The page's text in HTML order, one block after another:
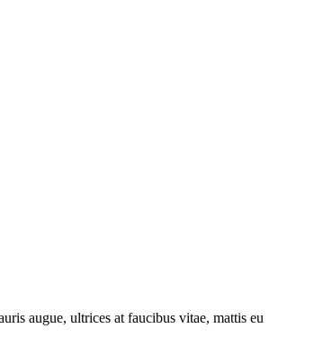
augue, ultrices at faucibus vitae, mattis eu